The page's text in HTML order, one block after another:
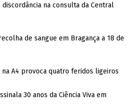
na consulta da Central
de sangue em Bragança a 18 de
na A4 provoca quatro feridos ligeiros
30 anos da Ciência Viva em